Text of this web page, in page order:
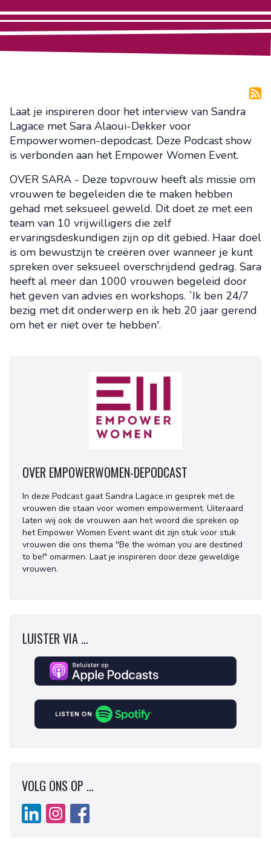
Laat je inspireren door het interview van Sandra
Lagace met Sara Alaoui-Dekker voor
Empowerwomen-depodcast. Deze Podcast show
is verbonden aan het Empower Women Event.
OVER SARA - Deze topvrouw heeft als missie om
vrouwen te begeleiden die te maken hebben
gehad met seksueel geweld. Dit doet ze met een
team van 10 vrijwilligers die zelf
ervaringsdeskundigen zijn op dit gebied. Haar doel
is om bewustzijn te creëren over wanneer je kunt
spreken over seksueel overschrijdend gedrag. Sara
heeft al meer dan 1000 vrouwen begeleid door
het geven van advies en workshops. `Ik ben 24/7
bezig met dit onderwerp en ik heb 20 jaar gerend
om het er niet over te hebben'.
OVER EMPOWERWOMEN-DEPODCAST
In deze Podcast gaat Sandra Lagace in gesprek met de
vrouwen die staan voor women empowerment. Uiteraard
laten wij ook de vrouwen aan het woord die spreken op
het Empower Women Event want dit zijn stuk voor stuk
vrouwen die ons thema ''Be the woman you are destined
to be!" omarmen. Laat je inspireren door deze geweldige
vrouwen.
LUISTER VIA ...
VOLG ONS OP ...